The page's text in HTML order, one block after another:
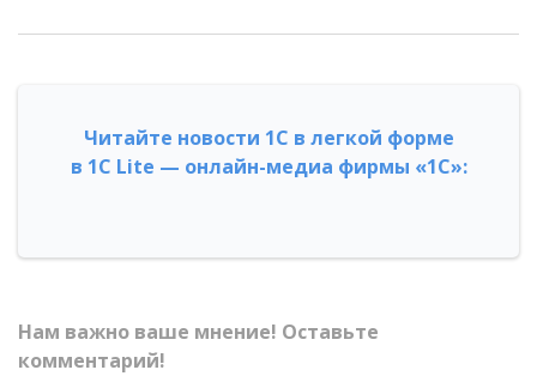
Читайте новости 1С в легкой форме
в 1С Lite — онлайн-медиа фирмы «1С»:
Нам важно ваше мнение! Оставьте
комментарий!